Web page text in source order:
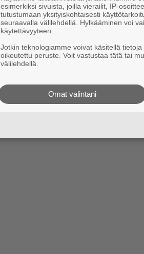
esimerkiksi sivuista, joilla vierailit, IP-
tutustumaan yksityiskohtaisesti
seuraavalla välilehdellä. Hylkääminen voi
käytettävyyteen.
Jotkin teknologiamme voivat käsitellä
oikeutettu peruste. Voit vastustaa tätä tai
välilehdellä.
Omat valintani